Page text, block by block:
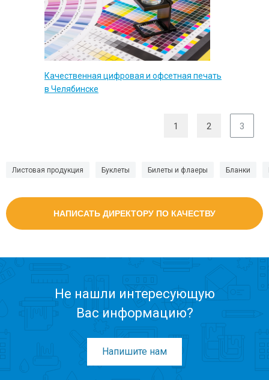
Листовая продукция Буклеты Билеты и флаеры Бланки
НАПИСАТЬ ДИРЕКТОРУ ПО КАЧЕСТВУ
Качественная цифровая и офсетная печать
в Челябинске
1 2 3
Не нашли интересующую
Вас информацию?
Напишите нам